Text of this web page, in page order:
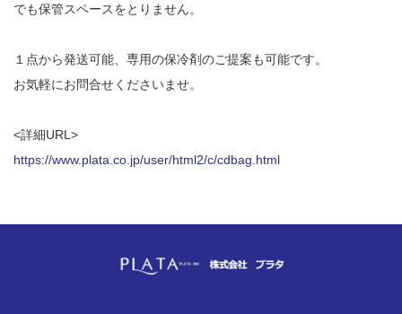
でも保管スペースをとりません。
１点から発送可能、専用の保冷剤のご提案も可能です。
お気軽にお問合せくださいませ。
<詳細URL>
https://www.plata.co.jp/user/html2/c/cdbag.html